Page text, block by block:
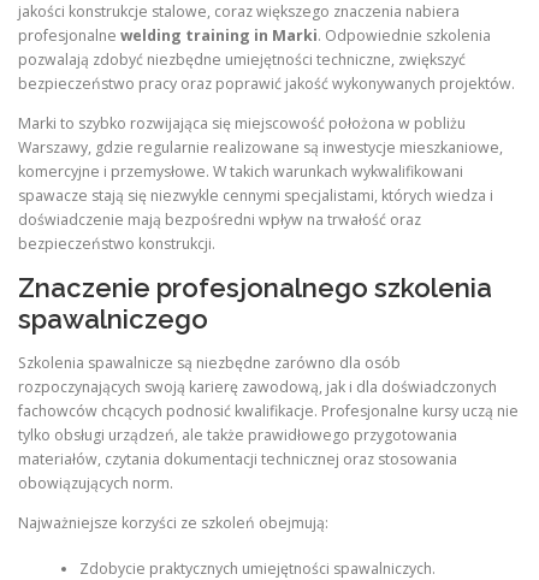
jakości konstrukcje stalowe, coraz większego znaczenia nabiera
profesjonalne welding training in Marki. Odpowiednie szkolenia
pozwalają zdobyć niezbędne umiejętności techniczne, zwiększyć
bezpieczeństwo pracy oraz poprawić jakość wykonywanych projektów.
Marki to szybko rozwijająca się miejscowość położona w pobliżu
Warszawy, gdzie regularnie realizowane są inwestycje mieszkaniowe,
komercyjne i przemysłowe. W takich warunkach wykwalifikowani
spawacze stają się niezwykle cennymi specjalistami, których wiedza i
doświadczenie mają bezpośredni wpływ na trwałość oraz
bezpieczeństwo konstrukcji.
Znaczenie profesjonalnego szkolenia
spawalniczego
Szkolenia spawalnicze są niezbędne zarówno dla osób
rozpoczynających swoją karierę zawodową, jak i dla doświadczonych
fachowców chcących podnosić kwalifikacje. Profesjonalne kursy uczą nie
tylko obsługi urządzeń, ale także prawidłowego przygotowania
materiałów, czytania dokumentacji technicznej oraz stosowania
obowiązujących norm.
Najważniejsze korzyści ze szkoleń obejmują:
Zdobycie praktycznych umiejętności spawalniczych.